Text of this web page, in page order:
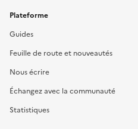
Plateforme
Guides
Feuille de route et nouveautés
Nous écrire
Échangez avec la communauté
Statistiques